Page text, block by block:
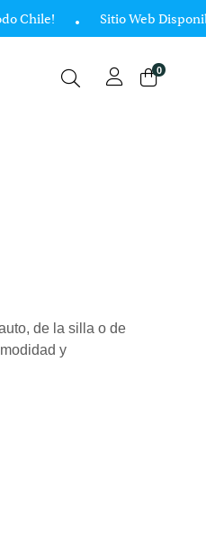
Sitio Web Disponible
0
de la silla o de
y